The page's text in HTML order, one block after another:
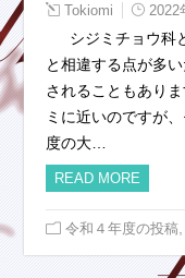
Tokiomi 2022
シジミチョウ科
と相違する点が多
されることもあり
ミに近いのですが
度の大…
READ MORE
令和４年度の投稿